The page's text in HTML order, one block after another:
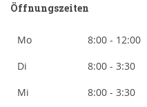
Öffnungszeiten
Mo
8:00 - 12:00
Di
8:00 - 3:30
Mi
8:00 - 3:30